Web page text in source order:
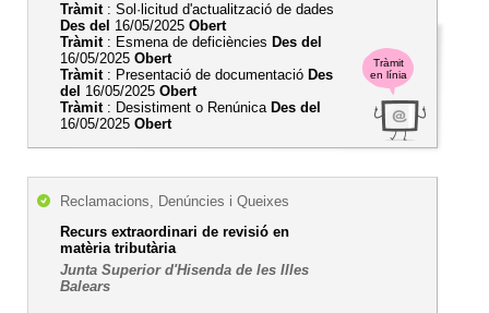
Tràmit
en línia
Tràmit: Sol·licitud d'actualització de dades
Des del 16/05/2025 Obert
Tràmit: Esmena de deficiències Des del
16/05/2025 Obert
Tràmit: Presentació de documentació Des
del 16/05/2025 Obert
Tràmit: Desistiment o Renúnica Des del
16/05/2025 Obert
Reclamacions, Denúncies i Queixes
Recurs extraordinari de revisió en
matèria tributària
Junta Superior d'Hisenda de les Illes
Balears